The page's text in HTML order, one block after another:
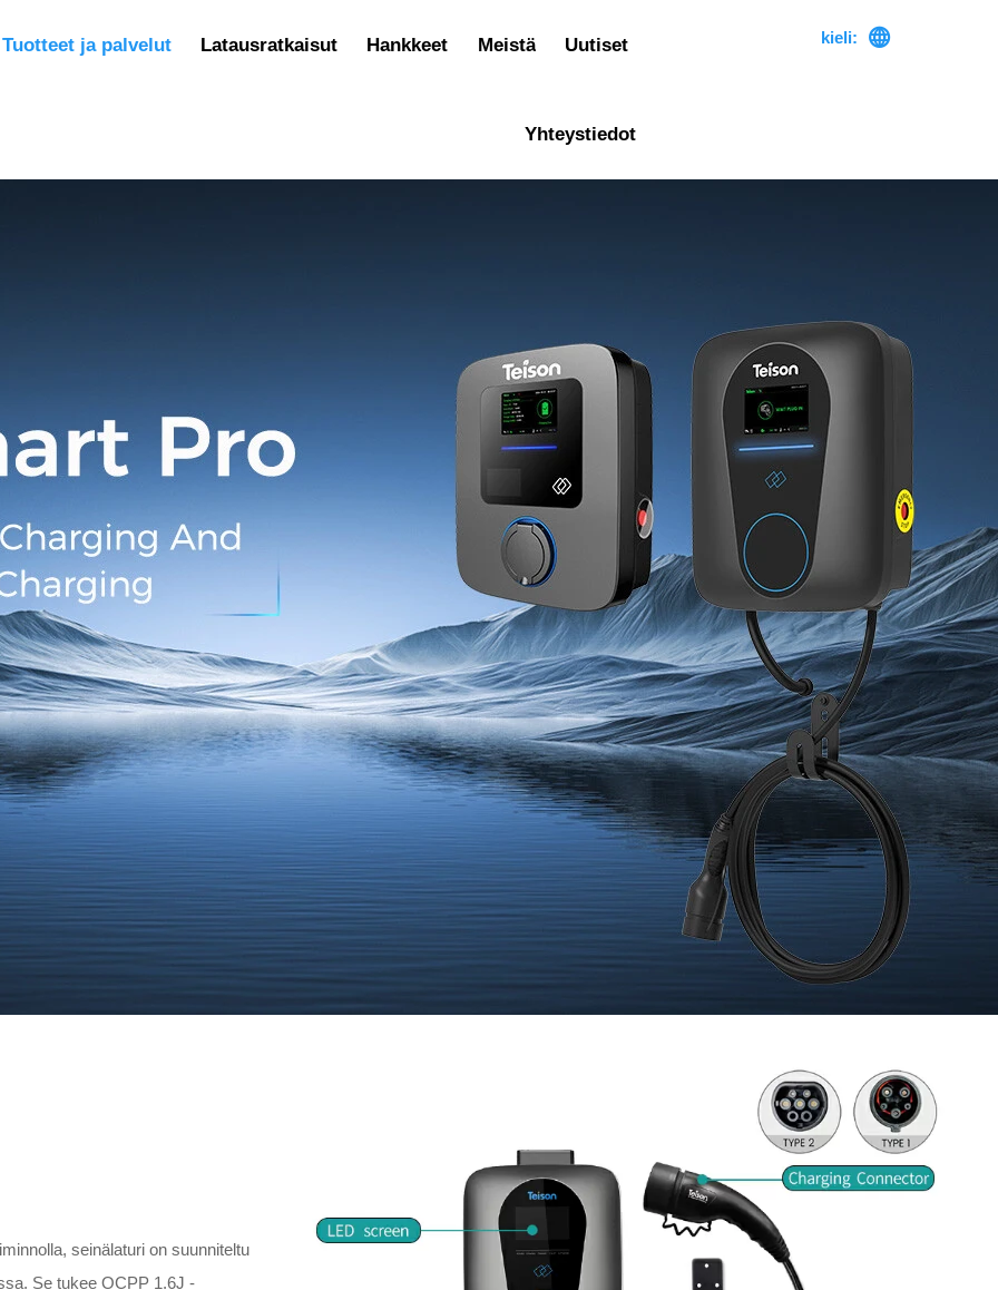
Tuotteet ja palvelut Latausratkaisut Hankkeet Meistä Uutiset
Yhteystiedot
kieli: 
seinälaturi on suunniteltu
Se tukee OCPP 1.6J -